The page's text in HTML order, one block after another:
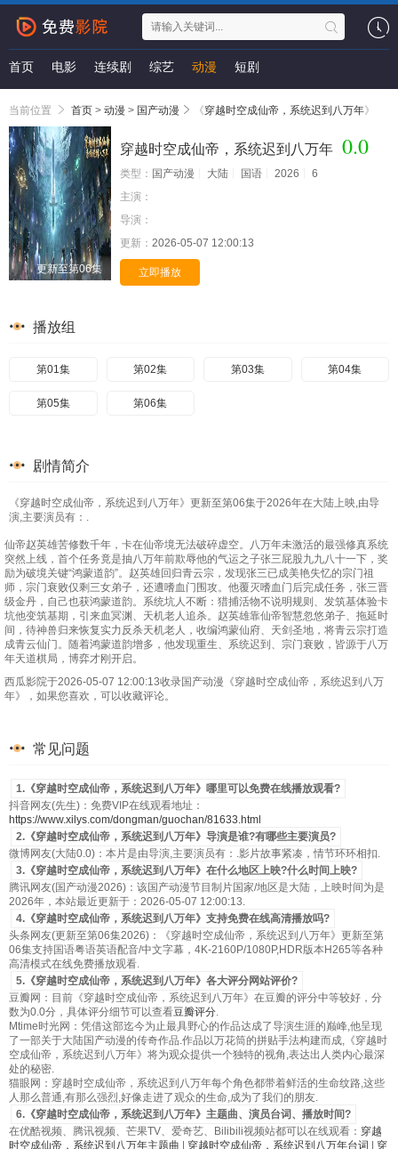
首页 电影 连续剧 综艺 动漫 短剧
当前位置 首页 > 动漫 > 国产动漫 《穿越时空成仙帝，系统迟到八万年》
更新至第06集
穿越时空成仙帝，系统迟到八万年 0.0
类型： 国产动漫 大陆 国语 2026
6
主演：
导演：
更新： 2026-05-07 12:00:13
立即播放
播放组
第01集 第02集 第03集 第04集
第05集 第06集
剧情简介
《穿越时空成仙帝，系统迟到八万年》更新至第06集于2026年在大陆上映,由导
演,主要演员有：.
仙帝赵英雄苦修数千年，卡在仙帝境无法破碎虚空。八万年未激活的最强修真系统
突然上线，首个任务竟是抽八万年前欺辱他的气运之子张三屁股九九八十一下，奖
励为破境关键“鸿蒙道韵”。赵英雄回归青云宗，发现张三已成美艳失忆的宗门祖
师，宗门衰败仅剩三女弟子，还遭嗜血门围攻。他覆灭嗜血门后完成任务，张三晋
级金丹，自己也获鸿蒙道韵。系统坑人不断：猎捕活物不说明规则、发筑基体验卡
坑他变筑基期，引来血冥渊、天机老人追杀。赵英雄靠仙帝智慧忽悠弟子、拖延时
间，待神兽归来恢复实力反杀天机老人，收编鸿蒙仙府、天剑圣地，将青云宗打造
成青云仙门。随着鸿蒙道韵增多，他发现重生、系统迟到、宗门衰败，皆源于八万
年天道棋局，博弈才刚开启。
西瓜影院于2026-05-07 12:00:13收录国产动漫《穿越时空成仙帝，系统迟到八万
年》，如果您喜欢，可以收藏评论。
常见问题
1.《穿越时空成仙帝，系统迟到八万年》哪里可以免费在线播放观看?
抖音网友(先生)：免费VIP在线观看地址：
https://www.xilys.com/dongman/guochan/81633.html
2.《穿越时空成仙帝，系统迟到八万年》导演是谁?有哪些主要演员?
微博网友(大陆0.0)：本片是由导演,主要演员有：.影片故事紧凑，情节环环相扣.
3.《穿越时空成仙帝，系统迟到八万年》在什么地区上映?什么时间上映?
腾讯网友(国产动漫2026)：该国产动漫节目制片国家/地区是大陆，上映时间为是
2026年，本站最近更新于：2026-05-07 12:00:13.
4.《穿越时空成仙帝，系统迟到八万年》支持免费在线高清播放吗?
头条网友(更新至第06集2026)：《穿越时空成仙帝，系统迟到八万年》更新至第
06集支持国语粤语英语配音/中文字幕，4K-2160P/1080P,HDR版本H265等各种
高清模式在线免费播放观看.
5.《穿越时空成仙帝，系统迟到八万年》各大评分网站评价?
豆瓣网：目前《穿越时空成仙帝，系统迟到八万年》在豆瓣的评分中等较好，分
数为0.0分，具体评分细节可以查看豆瓣评分.
Mtime时光网：凭借这部迄今为止最具野心的作品达成了导演生涯的巅峰,他呈现
了一部关于大陆国产动漫的传奇作品.作品以万花筒的拼贴手法构建而成,《穿越时
空成仙帝，系统迟到八万年》将为观众提供一个独特的视角,表达出人类内心最深
处的秘密.
猫眼网：穿越时空成仙帝，系统迟到八万年每个角色都带着鲜活的生命纹路,这些
人那么普通,有那么强烈,好像走进了观众的生命,成为了我们的朋友.
6.《穿越时空成仙帝，系统迟到八万年》主题曲、演员台词、播放时间?
在优酷视频、腾讯视频、芒果TV、爱奇艺、Bilibili视频站都可以在线观看： 穿越
时空成仙帝，系统迟到八万年主题曲
穿越时空成仙帝，系统迟到八万年台词
穿